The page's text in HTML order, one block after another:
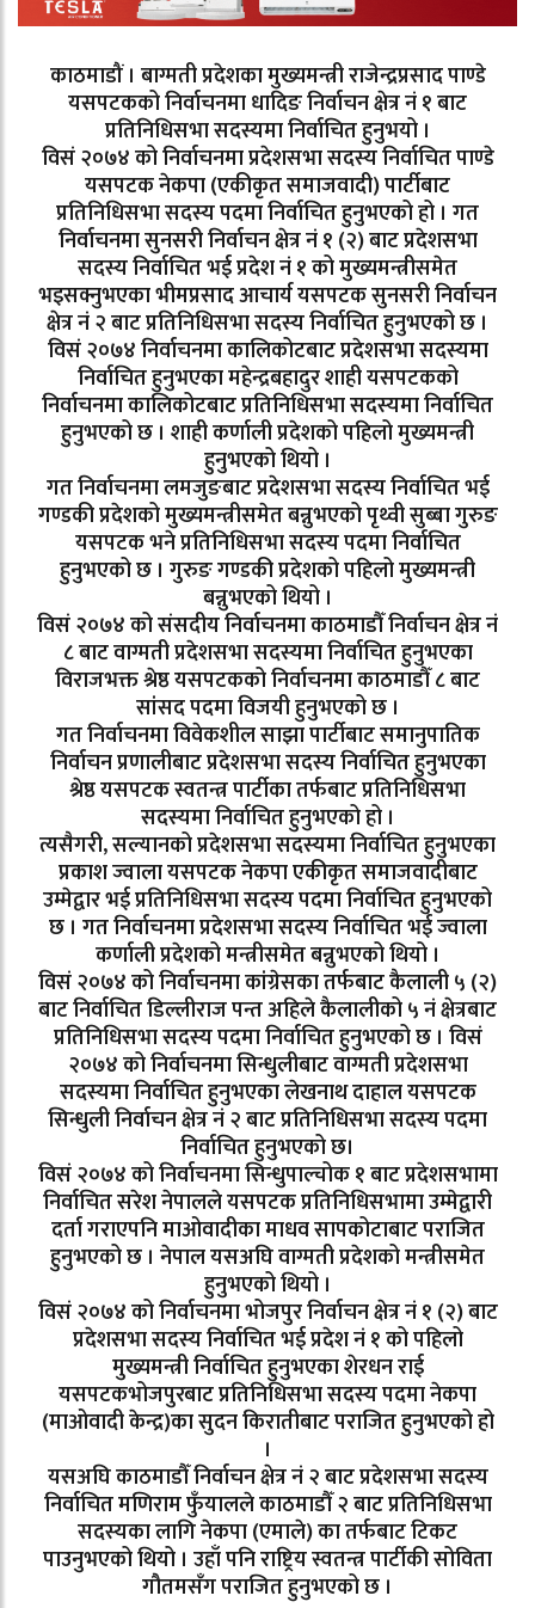
काठमाडौं । बाग्मती प्रदेशका मुख्यमन्त्री राजेन्द्रप्रसाद पाण्डे
यसपटकको निर्वाचनमा धादिङ निर्वाचन क्षेत्र नं १ बाट
प्रतिनिधिसभा सदस्यमा निर्वाचित हुनुभयो ।
विसं २०७४ को निर्वाचनमा प्रदेशसभा सदस्य निर्वाचित पाण्डे
यसपटक नेकपा (एकीकृत समाजवादी) पार्टीबाट
प्रतिनिधिसभा सदस्य पदमा निर्वाचित हुनुभएको हो । गत
निर्वाचनमा सुनसरी निर्वाचन क्षेत्र नं १ (२) बाट प्रदेशसभा
सदस्य निर्वाचित भई प्रदेश नं १ को मुख्यमन्त्रीसमेत
भइसक्नुभएका भीमप्रसाद आचार्य यसपटक सुनसरी निर्वाचन
क्षेत्र नं २ बाट प्रतिनिधिसभा सदस्य निर्वाचित हुनुभएको छ ।
विसं २०७४ निर्वाचनमा कालिकोटबाट प्रदेशसभा सदस्यमा
निर्वाचित हुनुभएका महेन्द्रबहादुर शाही यसपटकको
निर्वाचनमा कालिकोटबाट प्रतिनिधिसभा सदस्यमा निर्वाचित
हुनुभएको छ । शाही कर्णाली प्रदेशको पहिलो मुख्यमन्त्री
हुनुभएको थियो ।
गत निर्वाचनमा लमजुङबाट प्रदेशसभा सदस्य निर्वाचित भई
गण्डकी प्रदेशको मुख्यमन्त्रीसमेत बन्नुभएको पृथ्वी सुब्बा गुरुङ
यसपटक भने प्रतिनिधिसभा सदस्य पदमा निर्वाचित
हुनुभएको छ । गुरुङ गण्डकी प्रदेशको पहिलो मुख्यमन्त्री
बन्नुभएको थियो ।
विसं २०७४ को संसदीय निर्वाचनमा काठमाडौँ निर्वाचन क्षेत्र नं
८ बाट वाग्मती प्रदेशसभा सदस्यमा निर्वाचित हुनुभएका
विराजभक्त श्रेष्ठ यसपटकको निर्वाचनमा काठमाडौँ ८ बाट
सांसद पदमा विजयी हुनुभएको छ ।
गत निर्वाचनमा विवेकशील साझा पार्टीबाट समानुपातिक
निर्वाचन प्रणालीबाट प्रदेशसभा सदस्य निर्वाचित हुनुभएका
श्रेष्ठ यसपटक स्वतन्त्र पार्टीका तर्फबाट प्रतिनिधिसभा
सदस्यमा निर्वाचित हुनुभएको हो ।
त्यसैगरी, सल्यानको प्रदेशसभा सदस्यमा निर्वाचित हुनुभएका
प्रकाश ज्वाला यसपटक नेकपा एकीकृत समाजवादीबाट
उम्मेद्वार भई प्रतिनिधिसभा सदस्य पदमा निर्वाचित हुनुभएको
छ । गत निर्वाचनमा प्रदेशसभा सदस्य निर्वाचित भई ज्वाला
कर्णाली प्रदेशको मन्त्रीसमेत बन्नुभएको थियो ।
विसं २०७४ को निर्वाचनमा कांग्रेसका तर्फबाट कैलाली ५ (२)
बाट निर्वाचित डिल्लीराज पन्त अहिले कैलालीको ५ नं क्षेत्रबाट
प्रतिनिधिसभा सदस्य पदमा निर्वाचित हुनुभएको छ । विसं
२०७४ को निर्वाचनमा सिन्धुलीबाट वाग्मती प्रदेशसभा
सदस्यमा निर्वाचित हुनुभएका लेखनाथ दाहाल यसपटक
सिन्धुली निर्वाचन क्षेत्र नं २ बाट प्रतिनिधिसभा सदस्य पदमा
निर्वाचित हुनुभएको छ।
विसं २०७४ को निर्वाचनमा सिन्धुपाल्चोक १ बाट प्रदेशसभामा
निर्वाचित सरेश नेपालले यसपटक प्रतिनिधिसभामा उम्मेद्वारी
दर्ता गराएपनि माओवादीका माधव सापकोटाबाट पराजित
हुनुभएको छ । नेपाल यसअघि वाग्मती प्रदेशको मन्त्रीसमेत
हुनुभएको थियो ।
विसं २०७४ को निर्वाचनमा भोजपुर निर्वाचन क्षेत्र नं १ (२) बाट
प्रदेशसभा सदस्य निर्वाचित भई प्रदेश नं १ को पहिलो
मुख्यमन्त्री निर्वाचित हुनुभएका शेरधन राई
यसपटकभोजपुरबाट प्रतिनिधिसभा सदस्य पदमा नेकपा
(माओवादी केन्द्र)का सुदन किरातीबाट पराजित हुनुभएको हो
।
यसअघि काठमाडौँ निर्वाचन क्षेत्र नं २ बाट प्रदेशसभा सदस्य
निर्वाचित मणिराम फुँयालले काठमाडौँ २ बाट प्रतिनिधिसभा
सदस्यका लागि नेकपा (एमाले) का तर्फबाट टिकट
पाउनुभएको थियो । उहाँ पनि राष्ट्रिय स्वतन्त्र पार्टीकी सोविता
गौतमसँग पराजित हुनुभएको छ ।